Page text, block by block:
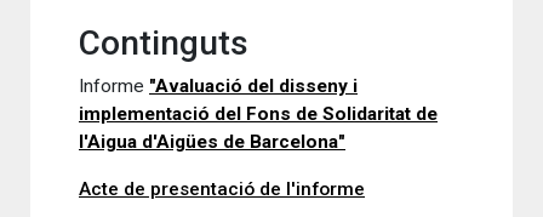
Continguts
Informe "Avaluació del disseny i
implementació del Fons de Solidaritat de
l'Aigua d'Aigües de Barcelona"
Acte de presentació de l'informe